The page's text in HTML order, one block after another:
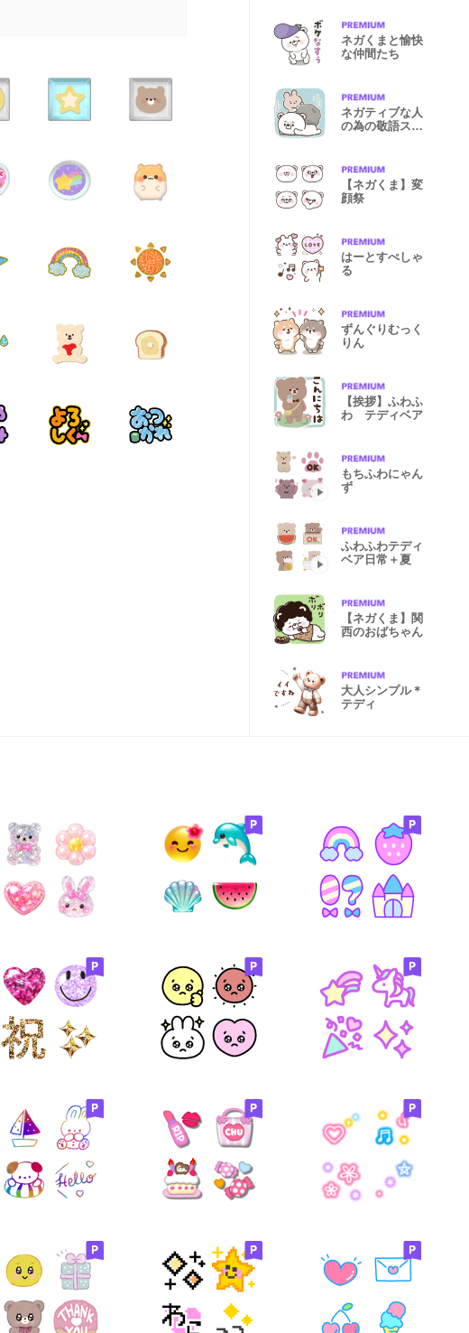
ネガくまと愉快
な仲間たち
ネガティブな人
の為の敬語スタ
【ネガくま】変
顔祭
はーとすぺしゃ
る
ずんぐりむっく
りん
【挨拶】ふわふ
わ テディベア
もちふわにゃん
ず
ふわふわテディ
ベア日常＋夏
【ネガくま】関
西のおばちゃん
大人シンプル＊
テディ